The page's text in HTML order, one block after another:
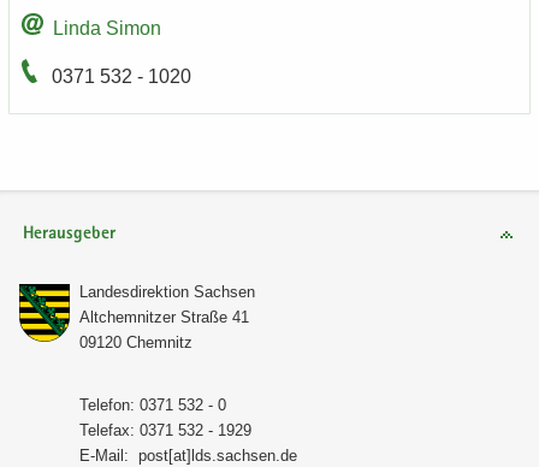
Linda Simon
0371 532 - 1020
Herausgeber
Lan­des­di­rek­ti­on Sach­sen
Alt­chem­nit­zer Stra­ße 41
09120 Chem­nitz
Te­le­fon: 0371 532 - 0
Te­le­fax: 0371 532 - 1929
E-​Mail: post[at]lds.sach­sen.de